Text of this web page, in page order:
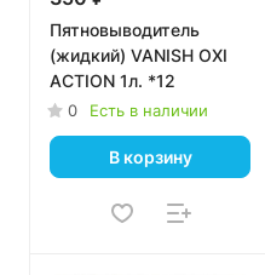
Пятновыводитель
(жидкий) VANISH OXI
ACTION 1л. *12
0 Есть в наличии
В корзину